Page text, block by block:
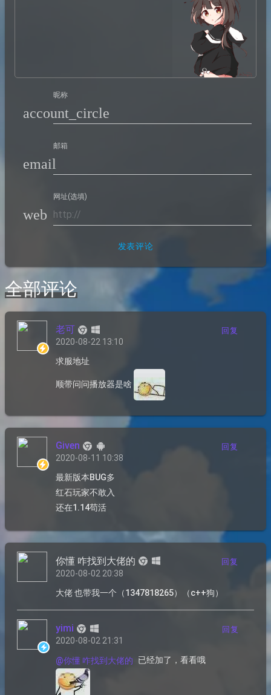
account_circle
昵称
email
邮箱
web
网址(选填)
发表评论
全部评论
老可
2020-08-22 13:10
回复
求服地址
顺带问问播放器是啥
Given
2020-08-11 10:38
回复
最新版本BUG多
红石玩家不敢入
还在1.14苟活
你懂 咋找到大佬的
2020-08-02 20:38
回复
大佬 也带我一个（1347818265）（c++狗）
yimi
2020-08-02 21:31
回复
@你懂 咋找到大佬的 已经加了，看看哦